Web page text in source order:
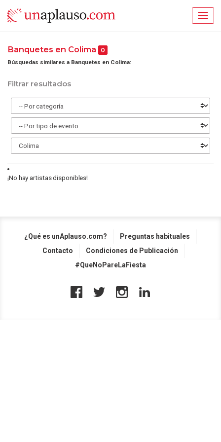
Banquetes en Colima 0
Búsquedas similares a Banquetes en Colima:
Filtrar resultados
¡No hay artistas disponibles!
¿Qué es unAplauso.com?
Preguntas habituales
Contacto
Condiciones de Publicación
#QueNoPareLaFiesta